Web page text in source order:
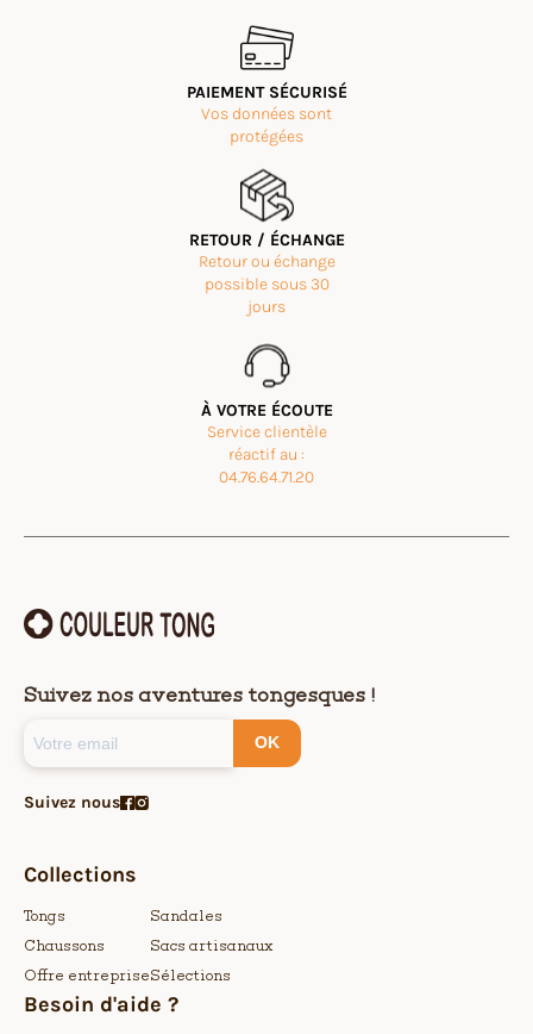
PAIEMENT SÉCURISÉ
Vos données sont
protégées
RETOUR / ÉCHANGE
Retour ou échange
possible sous 30
jours
À VOTRE ÉCOUTE
Service clientèle
réactif au :
04.76.64.71.20
Suivez nos aventures tongesques !
OK
Suivez nous
Collections
Tongs
Chaussons
Offre entreprise
Sandales
Sacs artisanaux
Sélections
Besoin d'aide ?